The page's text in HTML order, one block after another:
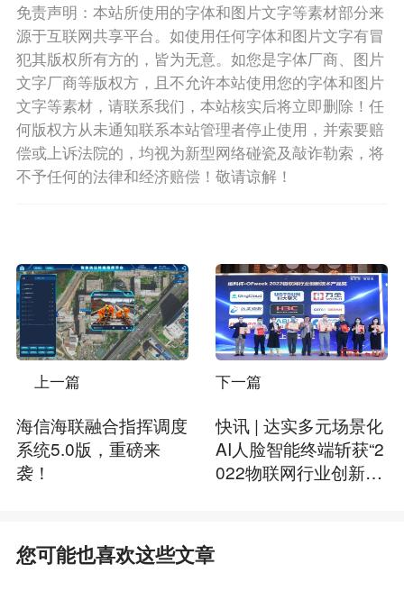
免责声明：本站所使用的字体和图片文字等素材部分来
源于互联网共享平台。如使用任何字体和图片文字有冒
犯其版权所有方的，皆为无意。如您是字体厂商、图片
文字厂商等版权方，且不允许本站使用您的字体和图片
文字等素材，请联系我们，本站核实后将立即删除！任
何版权方从未通知联系本站管理者停止使用，并索要赔
偿或上诉法院的，均视为新型网络碰瓷及敲诈勒索，将
不予任何的法律和经济赔偿！敬请谅解！
上一篇
海信海联融合指挥调度
系统5.0版，重磅来
袭！
下一篇
快讯 | 达实多元场景化
AI人脸智能终端斩获“2
022物联网行业创新技
您可能也喜欢这些文章